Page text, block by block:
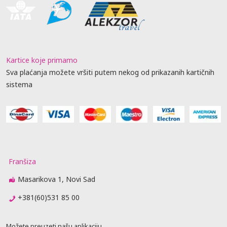
Kartice koje primamo
Sva plaćanja možete vršiti putem nekog od prikazanih kartičnih
sistema
Franšiza
Masarikova 1, Novi Sad
+381(60)531 85 00